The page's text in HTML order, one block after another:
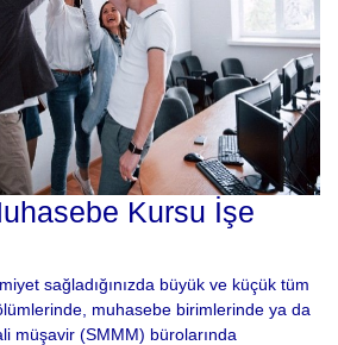
Kursu İşe
sağladığınızda büyük ve küçük tüm
muhasebe birimlerinde ya da
müşavir (SMMM) bürolarında